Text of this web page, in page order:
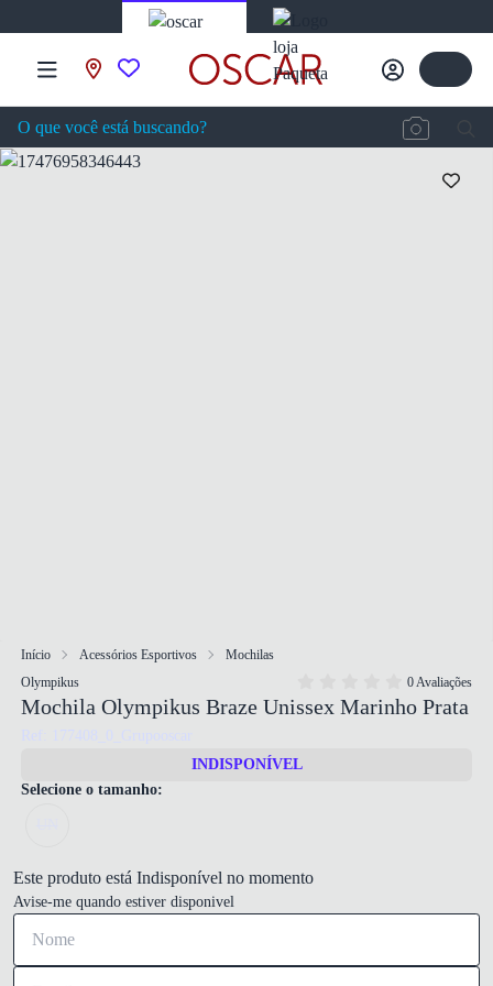
Início Acessórios Esportivos
Mochilas
Olympikus
0 Avaliações
Mochila Olympikus Braze Unissex Marinho Prata
Ref: 177408_0_Grupooscar
INDISPONÍVEL
Selecione o tamanho:
Este produto está Indisponível no momento
Avise-me quando estiver disponivel